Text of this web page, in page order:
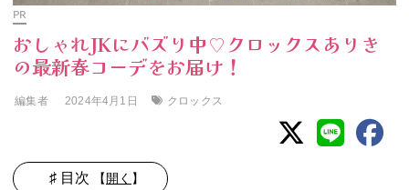
PR
おしゃれJKにバズり中♡クロックスありき
の最新春コーデをお届け！
編集者 2024年4月1日 クロックス
♯ 目次 【開く 】